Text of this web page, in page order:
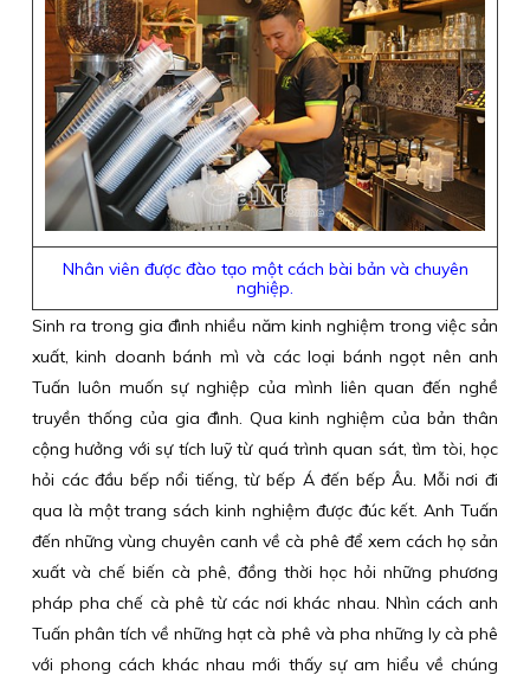
Nhân viên được đào tạo một cách bài bản và chuyên
nghiệp.
Sinh ra trong gia đình nhiều năm kinh nghiệm trong việc sản
xuất, kinh doanh bánh mì và các loại bánh ngọt nên anh
Tuấn luôn muốn sự nghiệp của mình liên quan đến nghề
truyền thống của gia đình. Qua kinh nghiệm của bản thân
cộng hưởng với sự tích luỹ từ quá trình quan sát, tìm tòi, học
hỏi các đầu bếp nổi tiếng, từ bếp Á đến bếp Âu. Mỗi nơi đi
qua là một trang sách kinh nghiệm được đúc kết. Anh Tuấn
đến những vùng chuyên canh về cà phê để xem cách họ sản
xuất và chế biến cà phê, đồng thời học hỏi những phương
pháp pha chế cà phê từ các nơi khác nhau. Nhìn cách anh
Tuấn phân tích về những hạt cà phê và pha những ly cà phê
với phong cách khác nhau mới thấy sự am hiểu về chúng